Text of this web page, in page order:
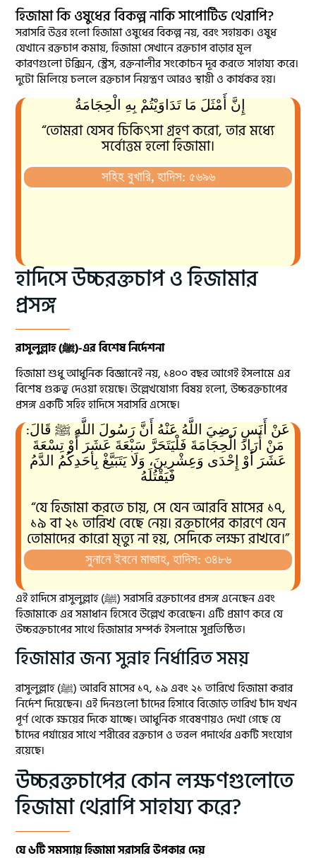
হিজামা কি ওষুধের বিকল্প নাকি সাপোর্টিভ থেরাপি?
সরাসরি উত্তর হলো হিজামা ওষুধের বিকল্প নয়, বরং সহায়ক। ওষুধ
যেখানে রক্তচাপ কমায়, হিজামা সেখানে রক্তচাপ বাড়ার মূল
কারণগুলো টক্সিন, স্ট্রেস, রক্তনালীর সংকোচন দূর করতে সাহায্য করে।
দুটো মিলিয়ে চললে রক্তচাপ নিয়ন্ত্রণ আরও স্থায়ী ও কার্যকর হয়।
إِنَّ أَمْثَلَ مَا تَدَاوَيْتُمْ بِهِ الْحِجَامَةُ
“তোমরা যেসব চিকিৎসা গ্রহণ করো, তার মধ্যে
সর্বোত্তম হলো হিজামা।
সহিহ বুখারি, হাদিস: ৫৬৯৬
হাদিসে উচ্চরক্তচাপ ও হিজামার
প্রসঙ্গ
রাসুলুল্লাহ (ﷺ)-এর বিশেষ নির্দেশনা
হিজামা শুধু আধুনিক বিজ্ঞানেই নয়, ১৪০০ বছর আগেই ইসলামে এর
বিশেষ গুরুত্ব দেওয়া হয়েছে। উল্লেখযোগ্য বিষয় হলো, উচ্চরক্তচাপের
প্রসঙ্গ একটি সহিহ হাদিসে সরাসরি এসেছে।
عَنْ أَنَسٍ رَضِيَ اللَّهُ عَنْهُ أَنَّ رَسُولَ اللَّهِ ﷺ قَالَ:
مَنْ أَرَادَ الْحِجَامَةَ فَلْيَتَحَرَّ سَبْعَةَ عَشَرَ أَوْ تِسْعَةَ
عَشَرَ أَوْ إِحْدَى وَعِشْرِينَ، وَلَا يَتَبَيَّغْ بِأَحَدِكُمُ الدَّمُ
فَيَقْتُلَهُ
“যে হিজামা করতে চায়, সে যেন আরবি মাসের ১৭,
১৯ বা ২১ তারিখ বেছে নেয়। রক্তচাপের কারণে যেন
তোমাদের কারো মৃত্যু না হয়, সেদিকে লক্ষ্য রাখবে।”
সুনানে ইবনে মাজাহ, হাদিস: ৩৪৮৬
এই হাদিসে রাসুলুল্লাহ (ﷺ) সরাসরি রক্তচাপের প্রসঙ্গ এনেছেন এবং
হিজামাকে এর সমাধান হিসেবে উল্লেখ করেছেন। এটি প্রমাণ করে যে
উচ্চরক্তচাপের সাথে হিজামার সম্পর্ক ইসলামে সুপ্রতিষ্ঠিত।
হিজামার জন্য সুন্নাহ নির্ধারিত সময়
রাসুলুল্লাহ (ﷺ) আরবি মাসের ১৭, ১৯ এবং ২১ তারিখে হিজামা করার
নির্দেশ দিয়েছেন। এই দিনগুলো চাঁদের হিসাবে বিজোড় তারিখ চাঁদ যখন
পূর্ণ থেকে ক্ষয়ের দিকে যাচ্ছে। আধুনিক গবেষণায়ও দেখা গেছে যে
চাঁদের পর্যায়ের সাথে শরীরের রক্তচাপ ও তরল পদার্থের একটি সংযোগ
রয়েছে।
উচ্চরক্তচাপের কোন লক্ষণগুলোতে
হিজামা থেরাপি সাহায্য করে?
যে ৬টি সমস্যায় হিজামা সরাসরি উপকার দেয়